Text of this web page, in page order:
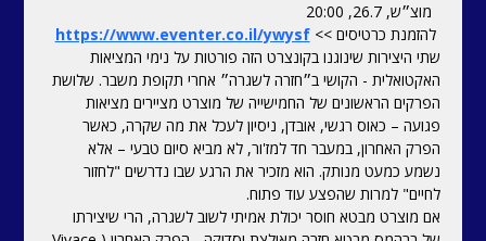
מוצ״ש, 26.7, 20:00
להזמנת כרטיסים >> https://www.eventer.co.il/ywysf
שתי היצירות שינוגנו בקונצרט הזה פורטות על נימי המציאות
האקטואלית - הקושי ב״חזרה לשגרה״ אחרי תקופת משבר. שלושת
הפרקים הראשונים של החמישייה של מוצרט מציירים מציאות
פגועה – כאוס רגשי, אובדן, ניסיון לעכל את מה שקרה, כאשר
הפרק האחרון, במעבר חד למז'ור, לא מביא סיום טבעי – אלא
נשמע כמעט מנותק. הוא מזכיר את הרגע שבו נדרשים "לחזור
לחיים" למרות שהפצע עוד פתוח.
אם מוצרט מבטא חוסר יכולת אמיתי לשוב לשגרה, הרי שיצירתו